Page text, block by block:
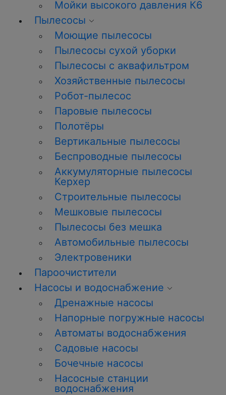
Мойки высокого давления К6
Пылесосы
Моющие пылесосы
Пылесосы сухой уборки
Пылесосы с аквафильтром
Хозяйственные пылесосы
Робот-пылесос
Паровые пылесосы
Полотёры
Вертикальные пылесосы
Беспроводные пылесосы
Аккумуляторные пылесосы
Керхер
Строительные пылесосы
Мешковые пылесосы
Пылесосы без мешка
Автомобильные пылесосы
Электровеники
Пароочистители
Насосы и водоснабжение
Дренажные насосы
Напорные погружные насосы
Автоматы водоснабжения
Садовые насосы
Бочечные насосы
Насосные станции
водоснабжения